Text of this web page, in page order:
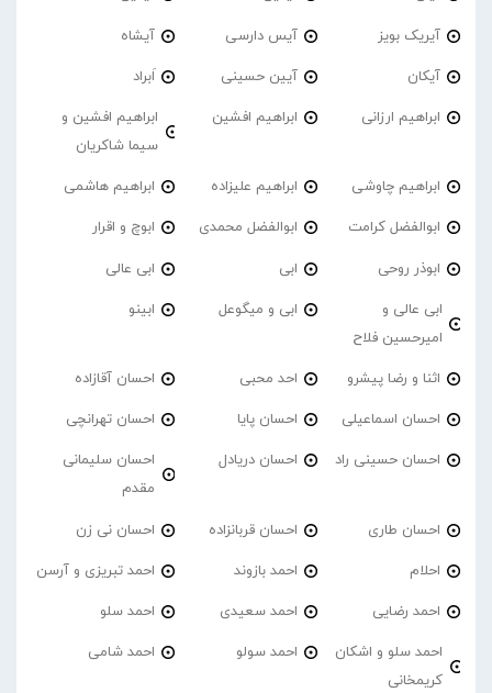
آیریک بویز آیس دارسی آیشاه
آیکان آیین حسینی اَبراد
ابراهیم ارزانی ابراهیم افشین
ابراهیم افشین و
سیما شاکریان
ابراهیم چاوشی ابراهیم علیزاده ابراهیم هاشمی
ابوالفضل کرامت ابوالفضل محمدی ابوچ و اقرار
ابوذر روحی ابی ابی عالی
ابی عالی و
امیرحسین فلاح
ابی و میگوعل ابینو
اثنا و رضا پیشرو احد محبی احسان آقازاده
احسان اسماعیلی احسان پایا احسان تهرانچی
احسان حسینی راد احسان دریادل
احسان سلیمانی
مقدم
احسان طاری احسان قربانزاده احسان نی زن
احلام احمد بازوند احمد تبریزی و آرسن
احمد‌ رضایی احمد سعیدی احمد سلو
احمد سلو و اشکان
کریمخانی
احمد سولو احمد شامی